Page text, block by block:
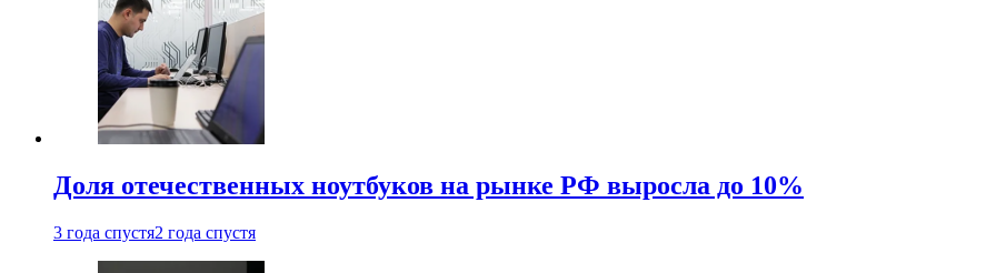
Доля отечественных ноутбуков на рынке РФ выросла до 10%
3 года спустя2 года спустя